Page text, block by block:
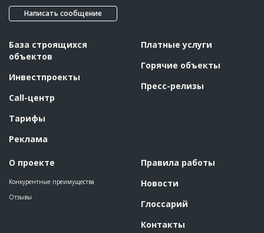
Написать сообщение
База строящихся
объектов
Инвестпроекты
Call-центр
Тарифы
Реклама
О проекте
Конкурентные преимущества
Отзывы
Платные услуги
Горячие объекты
Пресс-релизы
Правила работы
Новости
Глоссарий
Контакты